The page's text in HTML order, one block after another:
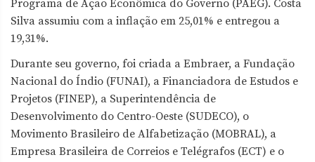
Programa de Ação Econômica do Governo (PAEG). Costa
Silva assumiu com a inflação em 25,01% e entregou a
19,31%.
Durante seu governo, foi criada a Embraer, a Fundação
Nacional do Índio (FUNAI), a Financiadora de Estudos e
Projetos (FINEP), a Superintendência de
Desenvolvimento do Centro-Oeste (SUDECO), o
Movimento Brasileiro de Alfabetização (MOBRAL), a
Empresa Brasileira de Correios e Telégrafos (ECT) e o